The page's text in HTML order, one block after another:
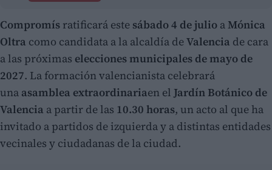
Compromís ratificará este sábado 4 de julio aMónica
Oltra como candidata a la alcaldía deValencia de cara
a las próximas elecciones municipales de mayo de
2027. La formación valencianista celebrará
una asamblea extraordinariaen el Jardín Botánico de
Valencia a partir de las 10.30 horas, un acto al que ha
invitado a partidos de izquierda y a distintas entidades
vecinales y ciudadanas de la ciudad.